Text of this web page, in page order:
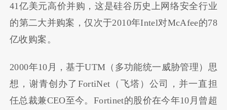
41亿美元高价并购，这是硅谷历史上网络安全行业
的第二大并购案，仅次于2010年Intel对McAfee的78
亿收购案。
2000年10月，基于UTM（多功能统一威胁管理）思
想，谢青创办了FortiNet（飞塔）公司，并一直担
任总裁兼CEO至今。Fortinet的股价在今年10月曾超